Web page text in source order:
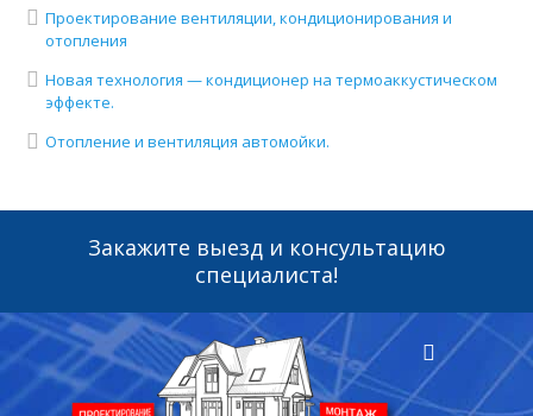
Проектирование вентиляции, кондиционирования и
отопления
Новая технология — кондиционер на термоаккустическом
эффекте.
Отопление и вентиляция автомойки.
Закажите выезд и консультацию
специалиста!